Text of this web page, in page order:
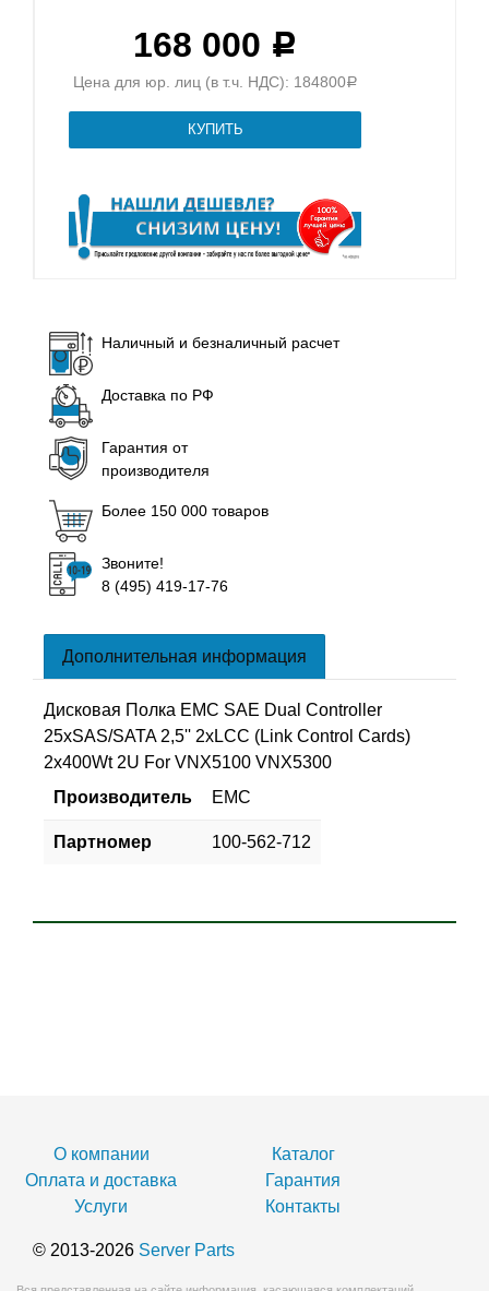
168 000 Р
Цена для юр. лиц (в т.ч. НДС): 184800Р
Наличный и безналичный расчет
Доставка по РФ
Гарантия от
производителя
Более 150 000 товаров
Звоните!
8 (495) 419-17-76
Дополнительная информация
Дисковая Полка EMC SAE Dual Controller
25xSAS/SATA 2,5'' 2xLCC (Link Control Cards)
2x400Wt 2U For VNX5100 VNX5300
Производитель
EMC
Партномер 100-562-712
О компании
Каталог
Оплата и доставка
Гарантия
Услуги
Контакты
© 2013-2026 Server Parts